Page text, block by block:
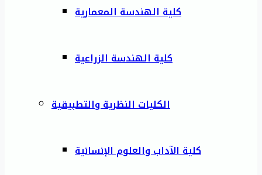
كلية الهندسة المعمارية
كلية الهندسة الزراعية
الكليات النظرية والتطبيقية
كلية الآداب والعلوم الإنسانية